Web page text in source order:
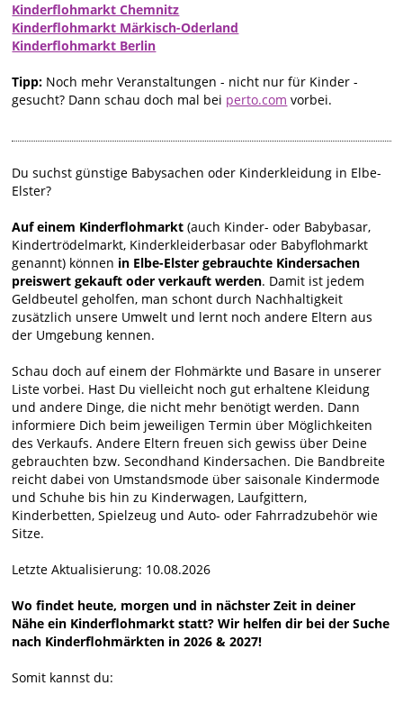
Kinderflohmarkt Chemnitz
Kinderflohmarkt Märkisch-Oderland
Kinderflohmarkt Berlin
Tipp: Noch mehr Veranstaltungen - nicht nur für Kinder -
gesucht? Dann schau doch mal bei perto.com vorbei.
Du suchst günstige Babysachen oder Kinderkleidung in Elbe-
Elster?
Auf einem Kinderflohmarkt (auch Kinder- oder Babybasar,
Kindertrödelmarkt, Kinderkleiderbasar oder Babyflohmarkt
genannt) können in Elbe-Elster gebrauchte Kindersachen
preiswert gekauft oder verkauft werden. Damit ist jedem
Geldbeutel geholfen, man schont durch Nachhaltigkeit
zusätzlich unsere Umwelt und lernt noch andere Eltern aus
der Umgebung kennen.
Schau doch auf einem der Flohmärkte und Basare in unserer
Liste vorbei. Hast Du vielleicht noch gut erhaltene Kleidung
und andere Dinge, die nicht mehr benötigt werden. Dann
informiere Dich beim jeweiligen Termin über Möglichkeiten
des Verkaufs. Andere Eltern freuen sich gewiss über Deine
gebrauchten bzw. Secondhand Kindersachen. Die Bandbreite
reicht dabei von Umstandsmode über saisonale Kindermode
und Schuhe bis hin zu Kinderwagen, Laufgittern,
Kinderbetten, Spielzeug und Auto- oder Fahrradzubehör wie
Sitze.
Letzte Aktualisierung: 10.08.2026
Wo findet heute, morgen und in nächster Zeit in deiner
Nähe ein Kinderflohmarkt statt? Wir helfen dir bei der Suche
nach Kinderflohmärkten in 2026 & 2027!
Somit kannst du: